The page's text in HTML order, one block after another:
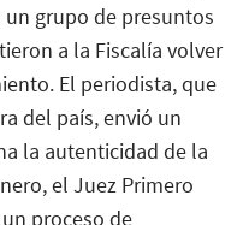
grupo de presuntos
a la Fiscalía volver
El periodista, que
del país, envió un
la autenticidad de la
el Juez Primero
proceso de